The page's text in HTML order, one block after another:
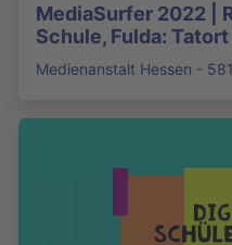
MediaSurfer 2022 |
Schule, Fulda:
Medienanstalt Hessen -